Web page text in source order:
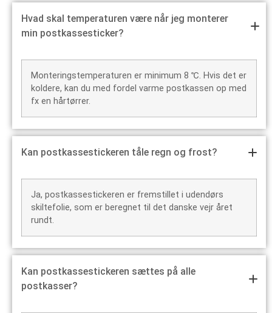
Hvad skal temperaturen være når jeg monterer
min postkassesticker?
Monteringstemperaturen er minimum 8 ℃. Hvis det er
koldere, kan du med fordel varme postkassen op med
fx en hårtørrer.
Kan postkassestickeren tåle regn og frost?
Ja, postkassestickeren er fremstillet i udendørs
skiltefolie, som er beregnet til det danske vejr året
rundt.
Kan postkassestickeren sættes på alle
postkasser?